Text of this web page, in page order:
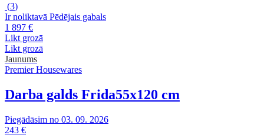
(3)
Ir noliktavā Pēdējais gabals
1 897 €
Likt grozā
Likt grozā
Jaunums
Premier Housewares
Darba galds Frida55x120 cm
Piegādāsim no 03. 09. 2026
243 €